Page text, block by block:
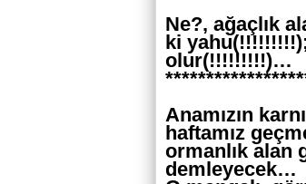
Ne?, ağaçlık
ki
olur(!!!!!!!!!)…
Anamızın
haftamız
ormanlık alan
demleyecek…